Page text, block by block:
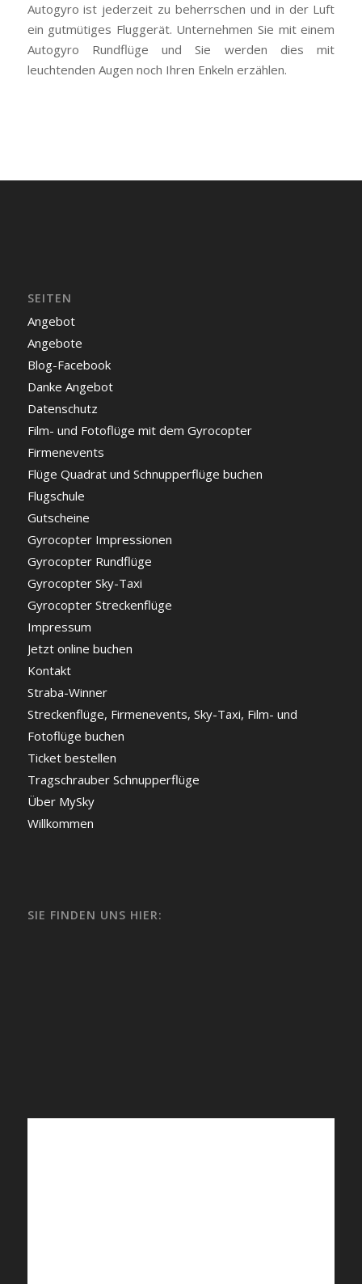
Autogyro ist jederzeit zu beherrschen und in der Luft
ein gutmütiges Fluggerät. Unternehmen Sie mit einem
Autogyro Rundflüge und Sie werden dies mit
leuchtenden Augen noch Ihren Enkeln erzählen.
SEITEN
Angebot
Angebote
Blog-Facebook
Danke Angebot
Datenschutz
Film- und Fotoflüge mit dem Gyrocopter
Firmenevents
Flüge Quadrat und Schnupperflüge buchen
Flugschule
Gutscheine
Gyrocopter Impressionen
Gyrocopter Rundflüge
Gyrocopter Sky-Taxi
Gyrocopter Streckenflüge
Impressum
Jetzt online buchen
Kontakt
Straba-Winner
Streckenflüge, Firmenevents, Sky-Taxi, Film- und
Fotoflüge buchen
Ticket bestellen
Tragschrauber Schnupperflüge
Über MySky
Willkommen
SIE FINDEN UNS HIER: